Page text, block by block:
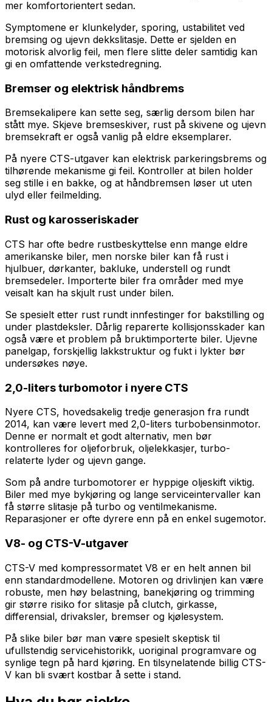
mer komfortorientert sedan.
Symptomene er klunkelyder, sporing, ustabilitet ved
bremsing og ujevn dekkslitasje. Dette er sjelden en
motorisk alvorlig feil, men flere slitte deler samtidig kan
gi en omfattende verkstedregning.
Bremser og elektrisk håndbrems
Bremsekalipere kan sette seg, særlig dersom bilen har
stått mye. Skjeve bremseskiver, rust på skivene og ujevn
bremsekraft er også vanlig på eldre eksemplarer.
På nyere CTS-utgaver kan elektrisk parkeringsbrems og
tilhørende mekanisme gi feil. Kontroller at bilen holder
seg stille i en bakke, og at håndbremsen løser ut uten
ulyd eller feilmelding.
Rust og karosseriskader
CTS har ofte bedre rustbeskyttelse enn mange eldre
amerikanske biler, men norske biler kan få rust i
hjulbuer, dørkanter, bakluke, understell og rundt
bremsedeler. Importerte biler fra områder med mye
veisalt kan ha skjult rust under bilen.
Se spesielt etter rust rundt innfestinger for bakstilling og
under plastdeksler. Dårlig reparerte kollisjonsskader kan
også være et problem på bruktimporterte biler. Ujevne
panelgap, forskjellig lakkstruktur og fukt i lykter bør
undersøkes nøye.
2,0-liters turbomotor i nyere CTS
Nyere CTS, hovedsakelig tredje generasjon fra rundt
2014, kan være levert med 2,0-liters turbobensinmotor.
Denne er normalt et godt alternativ, men bør
kontrolleres for oljeforbruk, oljelekkasjer, turbo-
relaterte lyder og ujevn gange.
Som på andre turbomotorer er hyppige oljeskift viktig.
Biler med mye bykjøring og lange serviceintervaller kan
få større slitasje på turbo og ventilmekanisme.
Reparasjoner er ofte dyrere enn på en enkel sugemotor.
V8- og CTS-V-utgaver
CTS-V med kompressormatet V8 er en helt annen bil
enn standardmodellene. Motoren og drivlinjen kan være
robuste, men høy belastning, banekjøring og trimming
gir større risiko for slitasje på clutch, girkasse,
differensial, drivaksler, bremser og kjølesystem.
På slike biler bør man være spesielt skeptisk til
ufullstendig servicehistorikk, uoriginal programvare og
synlige tegn på hard kjøring. En tilsynelatende billig CTS-
V kan bli svært kostbar å sette i stand.